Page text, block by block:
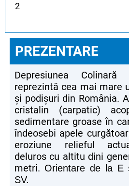
2
PREZENTARE
Depresiunea Colinară
reprezintă cea mai mare
și podișuri din România.
cristalin (carpatic)
sedimentare groase în
îndeosebi apele
eroziune relieful
deluros cu altitu dini
metri. Orientare de la
SV.